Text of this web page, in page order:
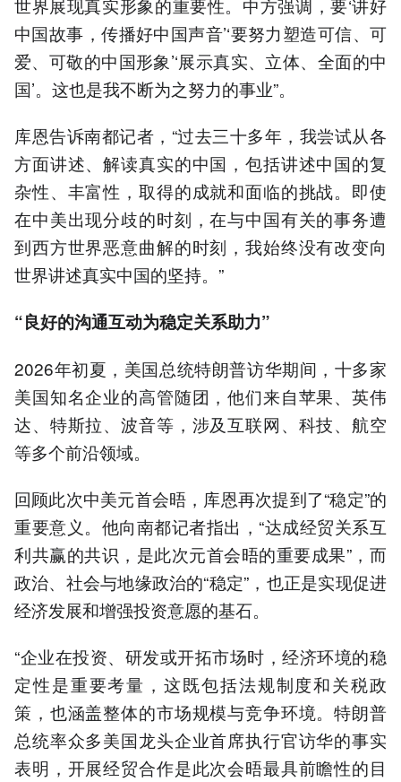
中国故事，传播好中国声音’‘要努力塑造可信、可
爱、可敬的中国形象’‘展示真实、立体、全面的中
国’。这也是我不断为之努力的事业”。
库恩告诉南都记者，“过去三十多年，我尝试从各
方面讲述、解读真实的中国，包括讲述中国的复
杂性、丰富性，取得的成就和面临的挑战。即使
在中美出现分歧的时刻，在与中国有关的事务遭
到西方世界恶意曲解的时刻，我始终没有改变向
世界讲述真实中国的坚持。”
“良好的沟通互动为稳定关系助力”
2026年初夏，美国总统特朗普访华期间，十多家
美国知名企业的高管随团，他们来自苹果、英伟
达、特斯拉、波音等，涉及互联网、科技、航空
等多个前沿领域。
回顾此次中美元首会晤，库恩再次提到了“稳定”的
重要意义。他向南都记者指出，“达成经贸关系互
利共赢的共识，是此次元首会晤的重要成果”，而
政治、社会与地缘政治的“稳定”，也正是实现促进
经济发展和增强投资意愿的基石。
“企业在投资、研发或开拓市场时，经济环境的稳
定性是重要考量，这既包括法规制度和关税政
策，也涵盖整体的市场规模与竞争环境。特朗普
总统率众多美国龙头企业首席执行官访华的事实
表明，开展经贸合作是此次会晤最具前瞻性的目